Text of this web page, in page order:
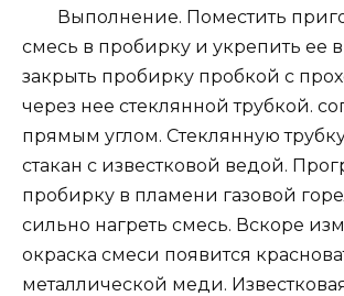
Выполнение. Поместить
смесь в пробирку и укрепить ее
закрыть пробирку пробкой с
через нее стеклянной трубкой.
прямым углом. Стеклянную
стакан с известковой ведой.
пробирку в пламени газовой
сильно нагреть смесь. Вскоре
окраска смеси появится
металлической меди.